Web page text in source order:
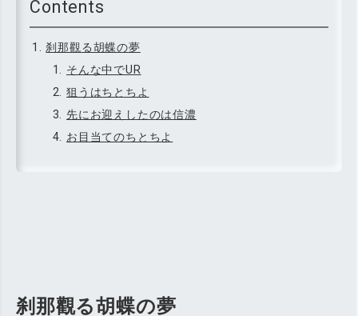
刹那觀る胡蝶の夢
そんな中でUR
狙うはちとちよ
先にお迎えしたのは信濃
お目当てのちとちよ
刹那觀る胡蝶の夢